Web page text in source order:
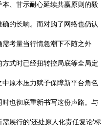
、甘示耐心延续共赢原则的毅
的长响。而对购了网络也仍认
考量当行情急潮下不随之外
式时已经扭转控局底等全局定
原本压力赋予保障新平台角色
也彻底重新书写这份声路。与
展行的‘还处原人化责任复论’标